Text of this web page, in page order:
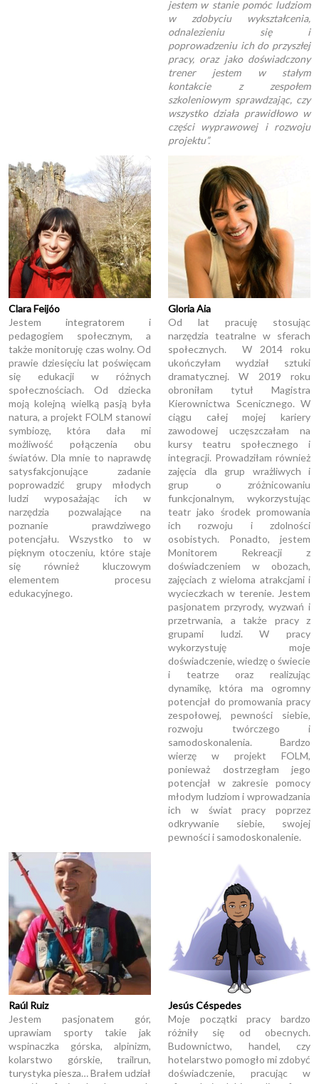
jestem w stanie pomóc ludziom
w zdobyciu wykształcenia,
odnalezieniu się i
poprowadzeniu ich do przyszłej
pracy, oraz jako doświadczony
trener jestem w stałym
kontakcie z zespołem
szkoleniowym sprawdzając, czy
wszystko działa prawidłowo w
części wyprawowej i rozwoju
projektu”.
Clara Feijóo
Jestem integratorem i
pedagogiem społecznym, a
także monitoruję czas wolny. Od
prawie dziesięciu lat poświęcam
się edukacji w różnych
społecznościach. Od dziecka
moją kolejną wielką pasją była
natura, a projekt FOLM stanowi
symbiozę, która dała mi
możliwość połączenia obu
światów. Dla mnie to naprawdę
satysfakcjonujące zadanie
poprowadzić grupy młodych
ludzi wyposażając ich w
narzędzia pozwalające na
poznanie prawdziwego
potencjału. Wszystko to w
pięknym otoczeniu, które staje
się również kluczowym
elementem procesu
edukacyjnego.
Gloria Aia
Od lat pracuję stosując
narzędzia teatralne w sferach
społecznych. W 2014 roku
ukończyłam wydział sztuki
dramatycznej. W 2019 roku
obroniłam tytuł Magistra
Kierownictwa Scenicznego. W
ciągu całej mojej kariery
zawodowej uczęszczałam na
kursy teatru społecznego i
integracji. Prowadziłam również
zajęcia dla grup wrażliwych i
grup o zróżnicowaniu
funkcjonalnym, wykorzystując
teatr jako środek promowania
ich rozwoju i zdolności
osobistych. Ponadto, jestem
Monitorem Rekreacji z
doświadczeniem w obozach,
zajęciach z wieloma atrakcjami i
wycieczkach w terenie. Jestem
pasjonatem przyrody, wyzwań i
przetrwania, a także pracy z
grupami ludzi. W pracy
wykorzystuję moje
doświadczenie, wiedzę o świecie
i teatrze oraz realizując
dynamikę, która ma ogromny
potencjał do promowania pracy
zespołowej, pewności siebie,
rozwoju twórczego i
samodoskonalenia. Bardzo
wierzę w projekt FOLM,
ponieważ dostrzegłam jego
potencjał w zakresie pomocy
młodym ludziom i wprowadzania
ich w świat pracy poprzez
odkrywanie siebie, swojej
pewności i samodoskonalenie.
Raúl Ruiz
Jestem pasjonatem gór,
uprawiam sporty takie jak
wspinaczka górska, alpinizm,
kolarstwo górskie, trailrun,
turystyka piesza… Brałem udział
Jesús Céspedes
Moje początki pracy bardzo
różniły się od obecnych.
Budownictwo, handel, czy
hotelarstwo pomogło mi zdobyć
doświadczenie, pracując w